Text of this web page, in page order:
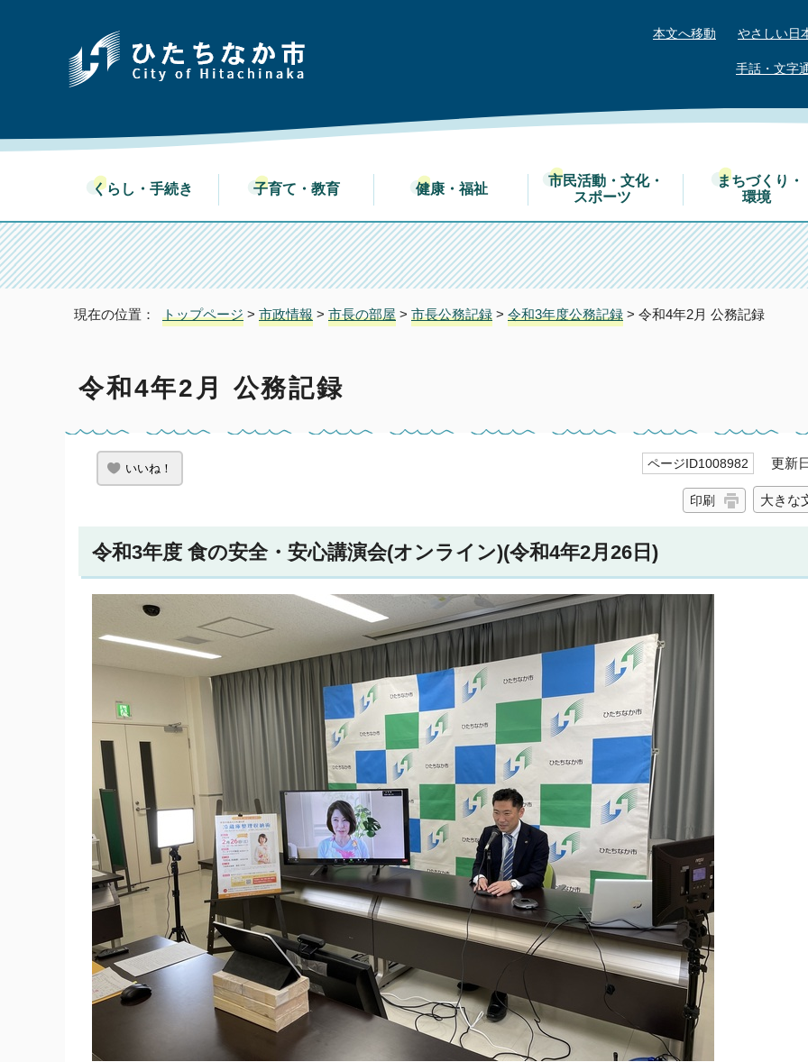
本文へ移動 やさしい日
手話・文字
くらし・手続き 子育て・教育 健康・福祉
市民活動・文化・
スポーツ
まちづくり・
環境
現在の位置： トップページ > 市政情報 > 市長の部屋 > 市長公務記録 > 令和3年度公務記録 > 令和4年2月 公務記録
令和4年2月 公務記録
いいね！ ページID1008982 更新日
印刷 大きな
令和3年度 食の安全・安心講演会(オンライン)(令和4年2月26日)